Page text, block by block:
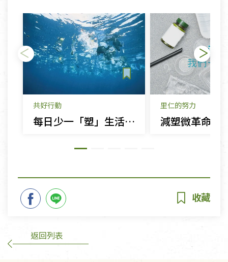
共好行動
每日少一「塑」生活便利不減
里仁的努力
返回列表